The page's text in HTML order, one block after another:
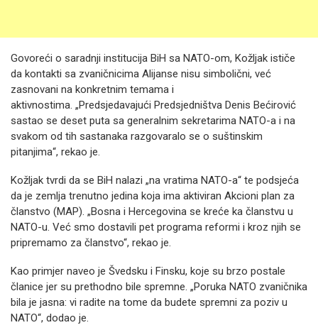
Govoreći o saradnji institucija BiH sa NATO-om, Kožljak ističe
da kontakti sa zvaničnicima Alijanse nisu simbolični, već
zasnovani na konkretnim temama i
aktivnostima. „Predsjedavajući Predsjedništva Denis Bećirović
sastao se deset puta sa generalnim sekretarima NATO-a i na
svakom od tih sastanaka razgovaralo se o suštinskim
pitanjima“, rekao je.
Kožljak tvrdi da se BiH nalazi „na vratima NATO-a“ te podsjeća
da je zemlja trenutno jedina koja ima aktiviran Akcioni plan za
članstvo (MAP). „Bosna i Hercegovina se kreće ka članstvu u
NATO-u. Već smo dostavili pet programa reformi i kroz njih se
pripremamo za članstvo“, rekao je.
Kao primjer naveo je Švedsku i Finsku, koje su brzo postale
članice jer su prethodno bile spremne. „Poruka NATO zvaničnika
bila je jasna: vi radite na tome da budete spremni za poziv u
NATO“, dodao je.